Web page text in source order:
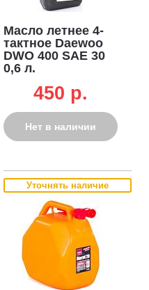
Масло летнее 4-
тактное Daewoo
DWO 400 SAE 30
0,6 л.
450 p.
Нет в наличии
Уточнять наличие